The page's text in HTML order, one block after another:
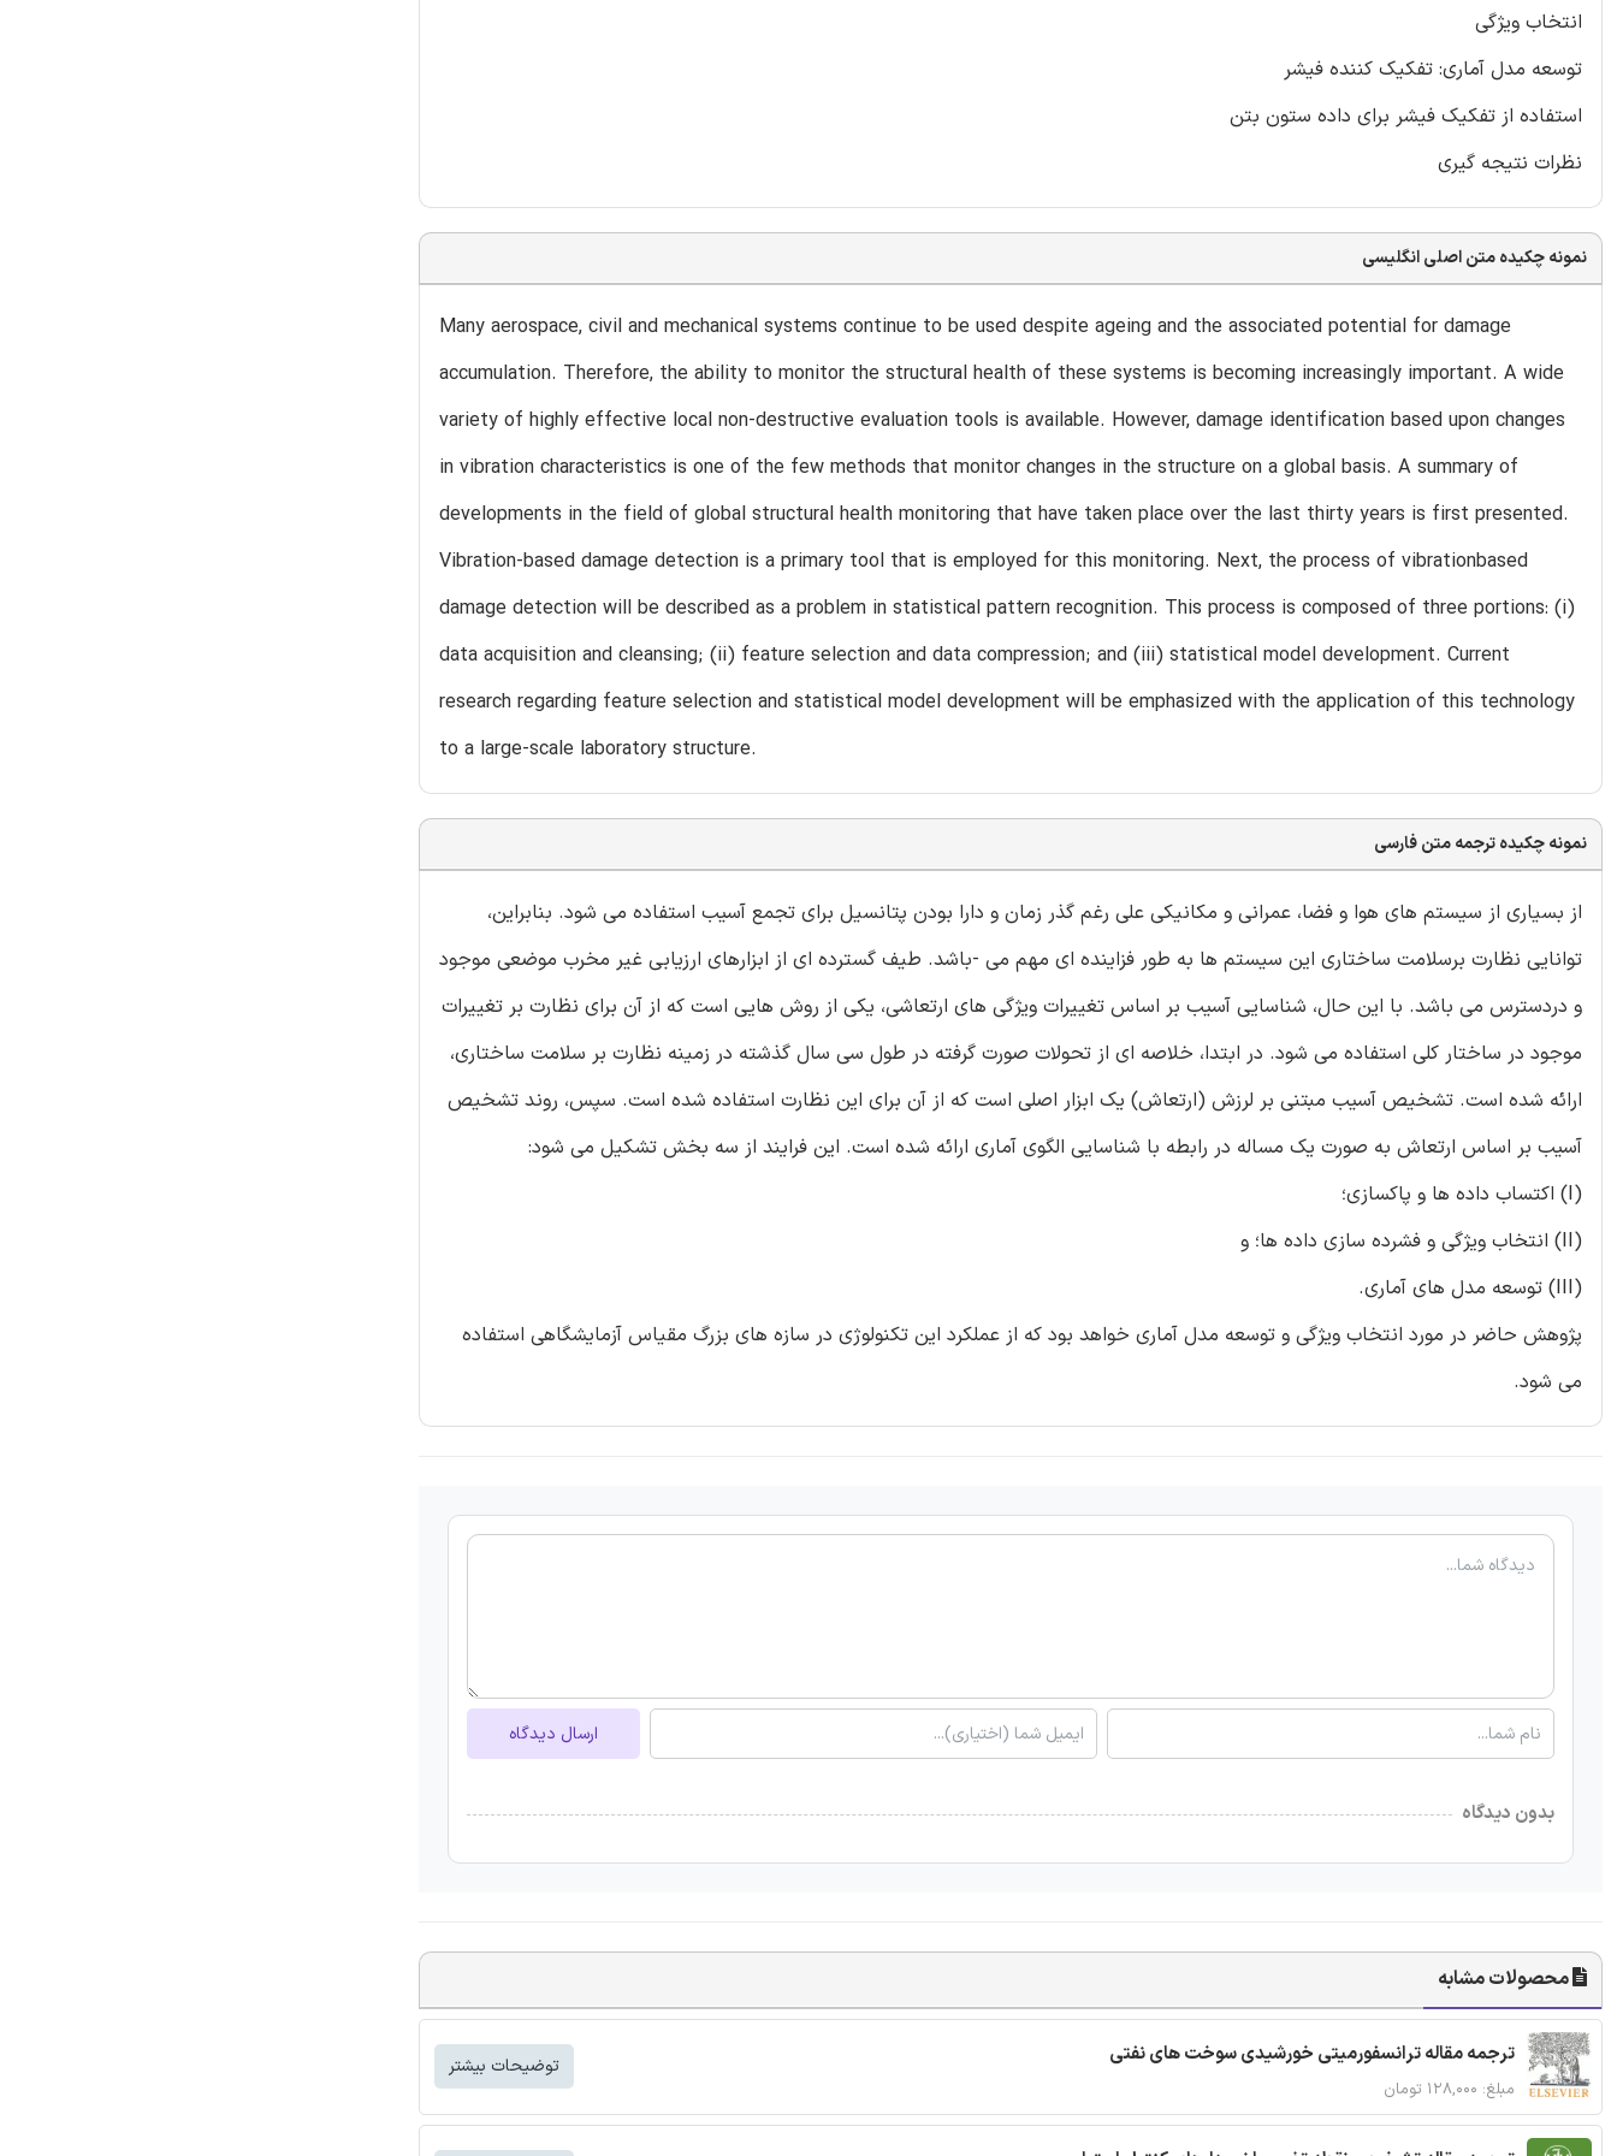
انتخاب ویژگی
توسعه مدل آماری: تفکیک کننده فیشر
استفاده از تفکیک فیشر برای داده ستون بتن
نظرات نتیجه گیری
نمونه چکیده متن اصلی انگلیسی
Many aerospace, civil and mechanical systems continue to be used despite ageing and the associated potential for damage
accumulation. Therefore, the ability to monitor the structural health of these systems is becoming increasingly important. A wide
variety of highly effective local non-destructive evaluation tools is available. However, damage identification based upon changes
in vibration characteristics is one of the few methods that monitor changes in the structure on a global basis. A summary of
developments in the field of global structural health monitoring that have taken place over the last thirty years is first presented.
Vibration-based damage detection is a primary tool that is employed for this monitoring. Next, the process of vibrationbased
damage detection will be described as a problem in statistical pattern recognition. This process is composed of three portions: (i)
data acquisition and cleansing; (ii) feature selection and data compression; and (iii) statistical model development. Current
research regarding feature selection and statistical model development will be emphasized with the application of this technology
to a large-scale laboratory structure.
نمونه چکیده ترجمه متن فارسی
از بسیاری از سیستم های هوا و فضا، عمرانی و مکانیکی علی رغم گذر زمان و دارا بودن پتانسیل برای تجمع آسیب استفاده می شود. بنابراین،
توانایی نظارت برسلامت ساختاری این سیستم ها به طور فزاینده ای مهم می -باشد. طیف گسترده ای از ابزارهای ارزیابی غیر مخرب موضعی موجود
و دردسترس می باشد. با این حال، شناسایی آسیب بر اساس تغییرات ویژگی های ارتعاشی، یکی از روش هایی است که از آن برای نظارت بر تغییرات
موجود در ساختار کلی استفاده می شود. در ابتدا، خلاصه ای از تحولات صورت گرفته در طول سی سال گذشته در زمینه نظارت بر سلامت ساختاری،
ارائه شده است. تشخیص آسیب مبتنی بر لرزش (ارتعاش) یک ابزار اصلی است که از آن برای این نظارت استفاده شده است. سپس، روند تشخیص
آسیب بر اساس ارتعاش به صورت یک مساله در رابطه با شناسایی الگوی آماری ارائه شده است. این فرایند از سه بخش تشکیل می شود:
(I) اکتساب داده ها و پاکسازی؛
(II) انتخاب ویژگی و فشرده سازی داده ها؛ و
(III) توسعه مدل های آماری.
پژوهش حاضر در مورد انتخاب ویژگی و توسعه مدل آماری خواهد بود که از عملکرد این تکنولوژی در سازه های بزرگ مقیاس آزمایشگاهی استفاده
می شود.
ارسال دیدگاه
بدون دیدگاه
محصولات مشابه
ترجمه مقاله ترانسفورمیتی خورشیدی سوخت های نفتی
مبلغ: ۱۲۸,۰۰۰ تومان
توضیحات بیشتر